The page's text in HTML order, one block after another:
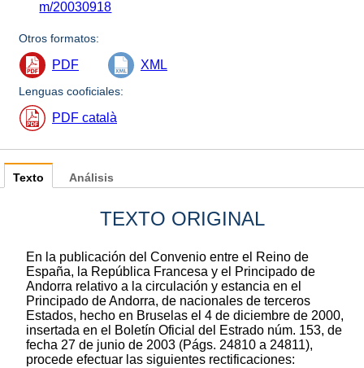
m/20030918
Otros formatos:
PDF XML
Lenguas cooficiales:
PDF català
Texto
TEXTO ORIGINAL
En la publicación del Convenio entre el Reino de
España, la República Francesa y el Principado de
Andorra relativo a la circulación y estancia en el
Principado de Andorra, de nacionales de terceros
Estados, hecho en Bruselas el 4 de diciembre de 2000,
insertada en el Boletín Oficial del Estrado núm. 153, de
fecha 27 de junio de 2003 (Págs. 24810 a 24811),
procede efectuar las siguientes rectificaciones:
Análisis